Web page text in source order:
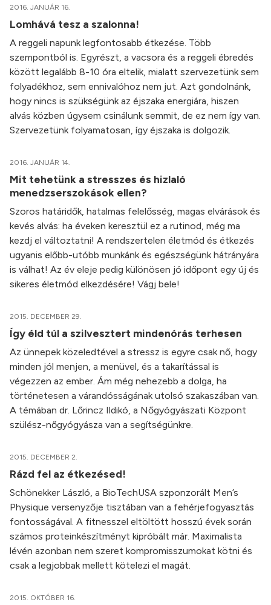
2016. JANUÁR 16.
Lomhává tesz a szalonna!
A reggeli napunk legfontosabb étkezése. Több
szempontból is. Egyrészt, a vacsora és a reggeli ébredés
között legalább 8-10 óra eltelik, mialatt szervezetünk sem
folyadékhoz, sem ennivalóhoz nem jut. Azt gondolnánk,
hogy nincs is szükségünk az éjszaka energiára, hiszen
alvás közben úgysem csinálunk semmit, de ez nem így van.
Szervezetünk folyamatosan, így éjszaka is dolgozik.
2016. JANUÁR 14.
Mit tehetünk a stresszes és hizlaló
menedzserszokások ellen?
Szoros határidők, hatalmas felelősség, magas elvárások és
kevés alvás: ha éveken keresztül ez a rutinod, még ma
kezdj el változtatni! A rendszertelen életmód és étkezés
ugyanis előbb-utóbb munkánk és egészségünk hátrányára
is válhat! Az év eleje pedig különösen jó időpont egy új és
sikeres életmód elkezdésére! Vágj bele!
2015. DECEMBER 29.
Így éld túl a szilvesztert mindenórás terhesen
Az ünnepek közeledtével a stressz is egyre csak nő, hogy
minden jól menjen, a menüvel, és a takarítással is
végezzen az ember. Ám még nehezebb a dolga, ha
történetesen a várandósságának utolsó szakaszában van.
A témában dr. Lőrincz Ildikó, a Nőgyógyászati Központ
szülész-nőgyógyásza van a segítségünkre.
2015. DECEMBER 2.
Rázd fel az étkezésed!
Schönekker László, a BioTechUSA szponzorált Men’s
Physique versenyzője tisztában van a fehérjefogyasztás
fontosságával. A fitnesszel eltöltött hosszú évek során
számos proteinkészítményt kipróbált már. Maximalista
lévén azonban nem szeret kompromisszumokat kötni és
csak a legjobbak mellett kötelezi el magát.
2015. OKTÓBER 16.